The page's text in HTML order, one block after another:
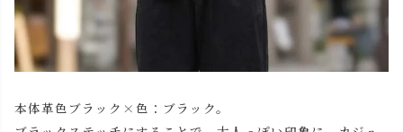
本体革色ブラック×色：ブラック。